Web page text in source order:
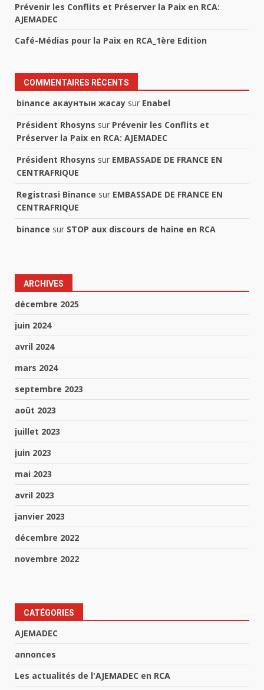
Prévenir les Conflits et Préserver la Paix en RCA:
AJEMADEC
Café-Médias pour la Paix en RCA_1ère Edition
COMMENTAIRES RÉCENTS
binance акаунтын жасау sur Enabel
Président Rhosyns sur Prévenir les Conflits et
Préserver la Paix en RCA: AJEMADEC
Président Rhosyns sur EMBASSADE DE FRANCE EN
CENTRAFRIQUE
Registrasi Binance sur EMBASSADE DE FRANCE EN
CENTRAFRIQUE
binance sur STOP aux discours de haine en RCA
ARCHIVES
décembre 2025
juin 2024
avril 2024
mars 2024
septembre 2023
août 2023
juillet 2023
juin 2023
mai 2023
avril 2023
janvier 2023
décembre 2022
novembre 2022
CATÉGORIES
AJEMADEC
annonces
Les actualités de l'AJEMADEC en RCA